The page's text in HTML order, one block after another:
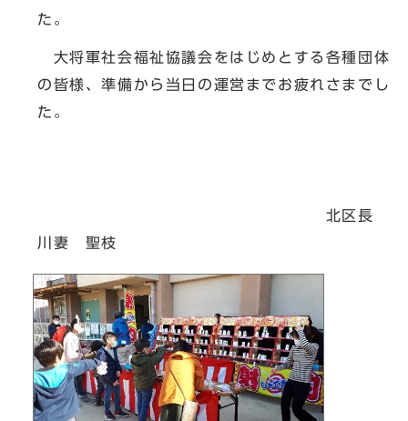
た。
大将軍社会福祉協議会をはじめとする各種団体
の皆様、準備から当日の運営までお疲れさまでし
た。
北区長
川妻 聖枝